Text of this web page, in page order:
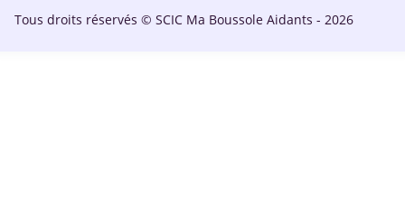
Tous droits réservés © SCIC Ma Boussole Aidants - 2026